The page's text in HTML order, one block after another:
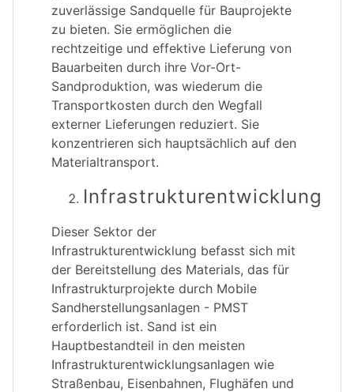
zuverlässige Sandquelle für Bauprojekte
zu bieten. Sie ermöglichen die
rechtzeitige und effektive Lieferung von
Bauarbeiten durch ihre Vor-Ort-
Sandproduktion, was wiederum die
Transportkosten durch den Wegfall
externer Lieferungen reduziert. Sie
konzentrieren sich hauptsächlich auf den
Materialtransport.
Infrastrukturentwicklung
Dieser Sektor der
Infrastrukturentwicklung befasst sich mit
der Bereitstellung des Materials, das für
Infrastrukturprojekte durch Mobile
Sandherstellungsanlagen - PMST
erforderlich ist. Sand ist ein
Hauptbestandteil in den meisten
Infrastrukturentwicklungsanlagen wie
Straßenbau, Eisenbahnen, Flughäfen und